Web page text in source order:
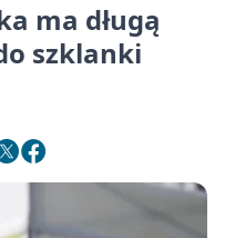
ma długą
szklanki